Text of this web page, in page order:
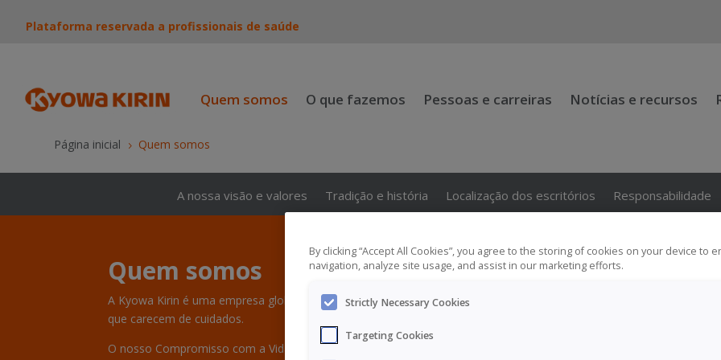
Plataforma reservada a profissionais de saúde
Quem somos O que fazemos Pessoas e carreiras Notícias e recursos
Página inicial 5 Quem somos
A nossa visão e valores Tradição e história Localização dos escritórios Responsabilidade
Quem somos
A Kyowa Kirin é uma empresa global farmacêutica especializada que cria valor capaz de transformar a vida das
que carecem de cuidados.
O nosso Compromisso com a Vida significa que estamos a concentrar os nossos esforços na melhoria da
By clicking “Accept All Cookies”, you agree to the storing of cookies on your device to
navigation, analyze site usage, and assist in our marketing efforts.
Strictly Necessary Cookies
Targeting Cookies